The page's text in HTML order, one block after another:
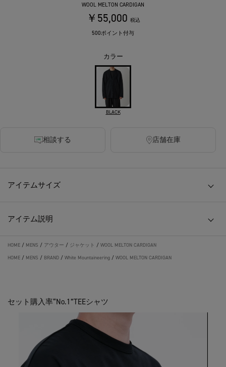
WOOL MELTON CARDIGAN
￥55,000 税込
500ポイント付与
カラー
BLACK
相談する 店舗在庫
アイテムサイズ
アイテム説明
HOME / MENS / アウター / ジャケット / WOOL MELTON CARDIGAN
HOME / MENS / BRAND / White Mountaineering / WOOL MELTON CARDIGAN
セット購入率“No.1”TEEシャツ